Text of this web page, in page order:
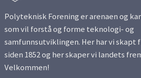
Polyteknisk Forening er arenaen og
som vil forstå og forme teknologi- og
samfunnsutviklingen. Her har vi skapt
siden 1852 og her skaper vi landets
Velkommen!